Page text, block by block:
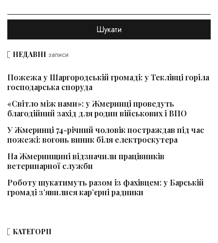
НЕДАВНІ записи
Пожежа у Шаргородській громаді: у Теклівці горіла
господарська споруда
«Світло між нами»: у Жмеринці проведуть
благодійний захід для родин військових і ВПО
У Жмеринці 74-річний чоловік постраждав під час
пожежі: вогонь виник біля електроскутера
На Жмеринщині відзначили працівників
ветеринарної служби
Роботу шукатимуть разом із фахівцем: у Барській
громаді з’явилися кар’єрні радники
КАТЕГОРІЇ